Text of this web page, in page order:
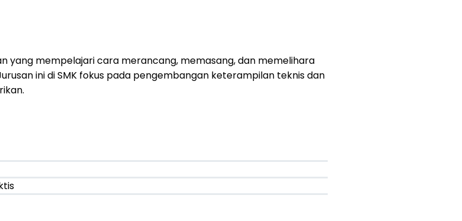
yang mempelajari cara merancang, memasang, dan memelihara
ini di SMK fokus pada pengembangan keterampilan teknis dan